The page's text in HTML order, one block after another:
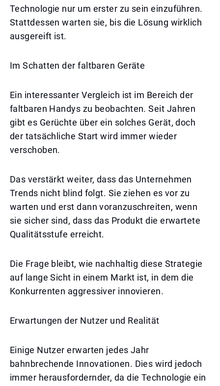
Technologie nur um erster zu sein einzuführen.
Stattdessen warten sie, bis die Lösung wirklich
ausgereift ist.
Im Schatten der faltbaren Geräte
Ein interessanter Vergleich ist im Bereich der
faltbaren Handys zu beobachten. Seit Jahren
gibt es Gerüchte über ein solches Gerät, doch
der tatsächliche Start wird immer wieder
verschoben.
Das verstärkt weiter, dass das Unternehmen
Trends nicht blind folgt. Sie ziehen es vor zu
warten und erst dann voranzuschreiten, wenn
sie sicher sind, dass das Produkt die erwartete
Qualitätsstufe erreicht.
Die Frage bleibt, wie nachhaltig diese Strategie
auf lange Sicht in einem Markt ist, in dem die
Konkurrenten aggressiver innovieren.
Erwartungen der Nutzer und Realität
Einige Nutzer erwarten jedes Jahr
bahnbrechende Innovationen. Dies wird jedoch
immer herausfordernder, da die Technologie ein